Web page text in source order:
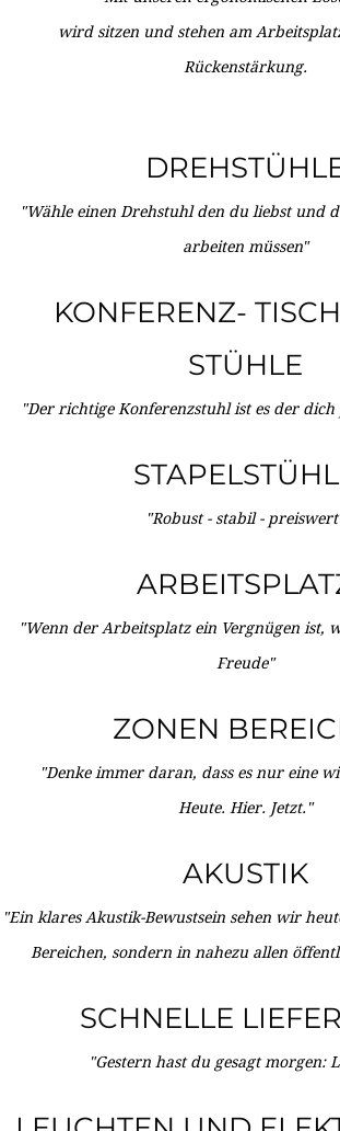
wird sitzen und stehen am
Rückenstärkung.
"Wähle einen Drehstuhl den du liebst und
arbeiten müssen"
KONFERENZ-
STÜHLE
"Der richtige Konferenzstuhl ist es der
"Robust - stabil -
"Wenn der Arbeitsplatz ein Vergnügen ist,
Freude"
ZONEN
"Denke immer daran, dass es nur eine
Heute. Hier. Jetzt."
AKUSTIK
"Ein klares Akustik-Bewustsein sehen wir
Bereichen, sondern in nahezu allen
SCHNELLE
"Gestern hast du gesagt morgen: